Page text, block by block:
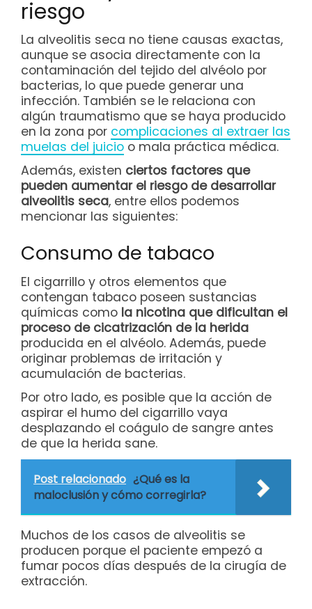
riesgo
La alveolitis seca no tiene causas exactas,
aunque se asocia directamente con la
contaminación del tejido del alvéolo por
bacterias, lo que puede generar una
infección. También se le relaciona con
algún traumatismo que se haya producido
en la zona por complicaciones al extraer las
muelas del juicio o mala práctica médica.
Además, existen ciertos factores que
pueden aumentar el riesgo de desarrollar
alveolitis seca, entre ellos podemos
mencionar las siguientes:
Consumo de tabaco
El cigarrillo y otros elementos que
contengan tabaco poseen sustancias
químicas como la nicotina que dificultan el
proceso de cicatrización de la herida
producida en el alvéolo. Además, puede
originar problemas de irritación y
acumulación de bacterias.
Por otro lado, es posible que la acción de
aspirar el humo del cigarrillo vaya
desplazando el coágulo de sangre antes
de que la herida sane.
Post relacionado ¿Qué es la
maloclusión y cómo corregirla?
Muchos de los casos de alveolitis se
producen porque el paciente empezó a
fumar pocos días después de la cirugía de
extracción.